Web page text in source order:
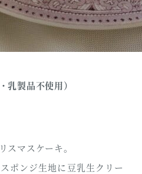
製品不使用）
スマスケーキ。
ポンジ生地に豆乳生クリー